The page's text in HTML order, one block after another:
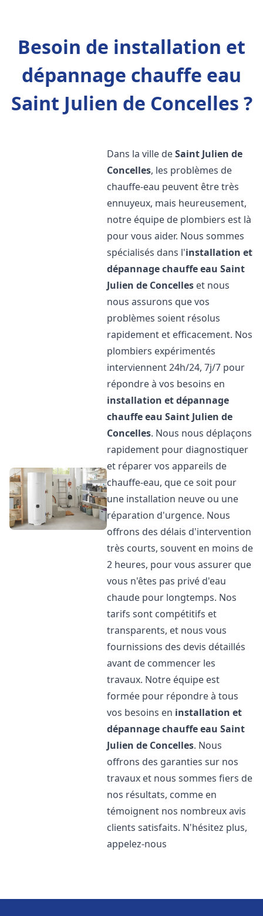
Besoin de installation et
dépannage chauffe eau
Saint Julien de Concelles ?
Dans la ville deSaint Julien de
Concelles, les problèmes de
chauffe-eau peuvent être très
ennuyeux, mais heureusement,
notre équipe de plombiers est là
pour vous aider. Nous sommes
spécialisés dans l'installation et
dépannage chauffe eau Saint
Julien de Concelles et nous
nous assurons que vos
problèmes soient résolus
rapidement et efficacement. Nos
plombiers expérimentés
interviennent 24h/24, 7j/7 pour
répondre à vos besoins en
installation et dépannage
chauffe eau Saint Julien de
Concelles. Nous nous déplaçons
rapidement pour diagnostiquer
et réparer vos appareils de
chauffe-eau, que ce soit pour
une installation neuve ou une
réparation d'urgence. Nous
offrons des délais d'intervention
très courts, souvent en moins de
2 heures, pour vous assurer que
vous n'êtes pas privé d'eau
chaude pour longtemps. Nos
tarifs sont compétitifs et
transparents, et nous vous
fournissions des devis détaillés
avant de commencer les
travaux. Notre équipe est
formée pour répondre à tous
vos besoins en installation et
dépannage chauffe eau Saint
Julien de Concelles. Nous
offrons des garanties sur nos
travaux et nous sommes fiers de
nos résultats, comme en
témoignent nos nombreux avis
clients satisfaits. N'hésitez plus,
appelez-nous